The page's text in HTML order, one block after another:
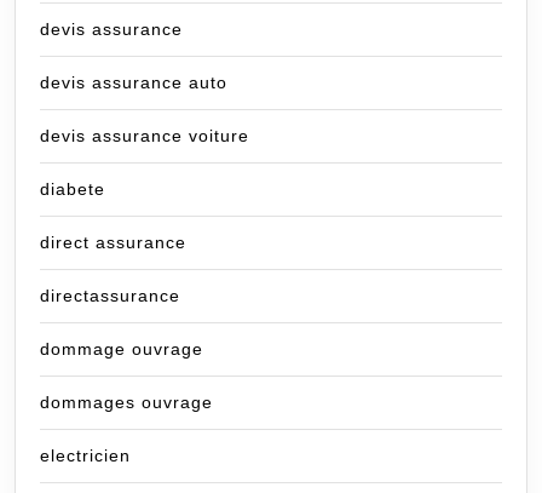
devis assurance
devis assurance auto
devis assurance voiture
diabete
direct assurance
directassurance
dommage ouvrage
dommages ouvrage
electricien